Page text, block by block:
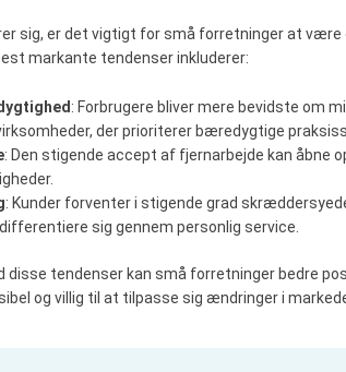
sig, er det vigtigt for små forretninger at
markante tendenser inkluderer:
: Forbrugere bliver mere bevidste om
der prioriterer bæredygtige
: Den stigende accept af fjernarbejde kan åbne
: Kunder forventer i stigende grad
sig gennem personlig service.
disse tendenser kan små forretninger bedre
og villig til at tilpasse sig ændringer i